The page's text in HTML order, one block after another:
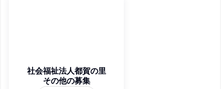
社会福祉法人都賀の里
その他の募集